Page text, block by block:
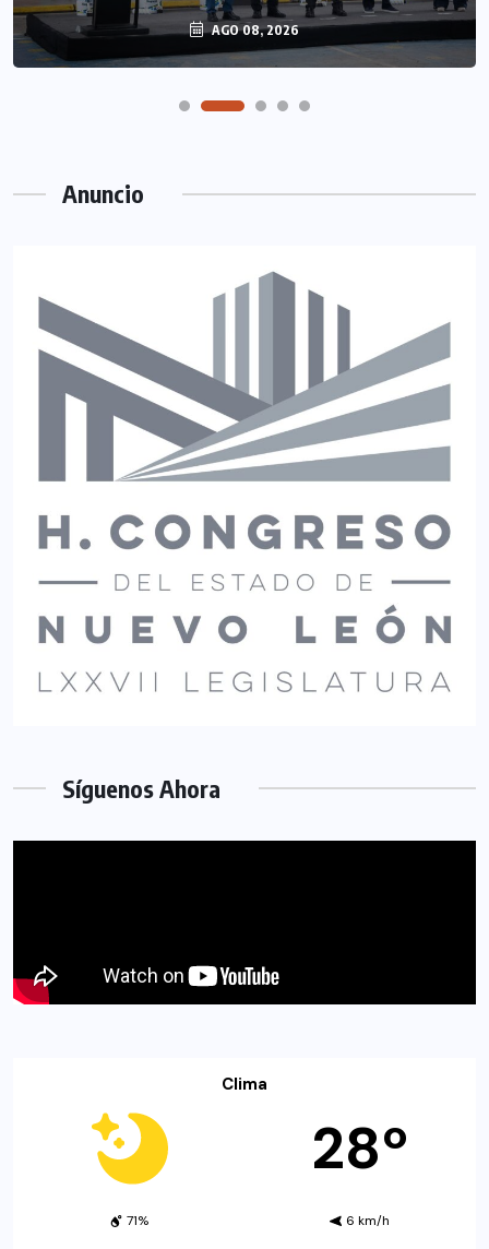
AGO 08, 2026
Anuncio
Síguenos Ahora
Clima
28º
71% 6 km/h